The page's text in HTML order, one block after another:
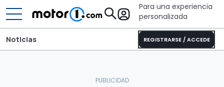
Para una experiencia
personalizada
REGISTRARSE / ACCEDE
Noticias